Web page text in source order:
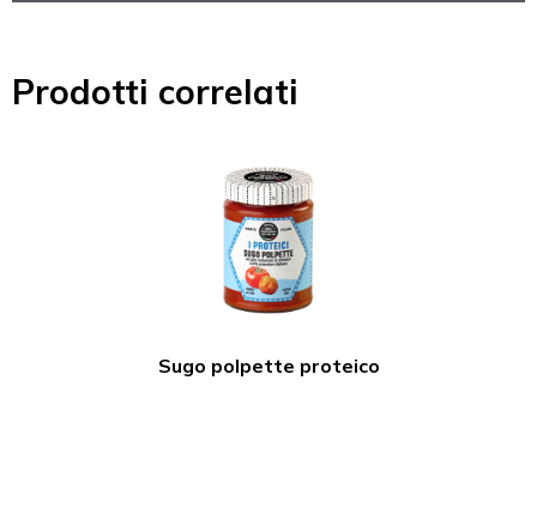
Prodotti correlati
Sugo polpette proteico